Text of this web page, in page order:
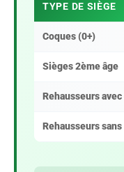
TYPE DE SIÈGE
Coques (0+)
Sièges 2ème âge
Rehausseurs
Rehausseurs